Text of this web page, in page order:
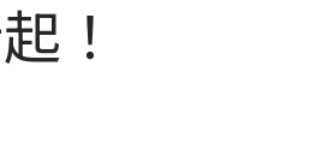
！